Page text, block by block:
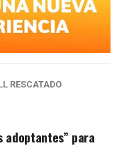
RESCATADO
adoptantes” para